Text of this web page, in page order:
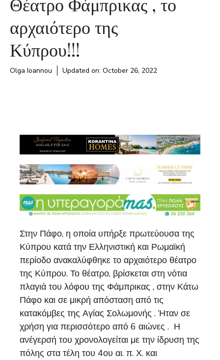
αρχαιότερο της
Κύπρου!!!
Olga Ioannou Updated on: October 26, 2022
Στην Πάφο, η οποία υπήρξε πρωτεύουσα της
Κύπρου κατά την Ελληνιστική και Ρωμαϊκή
περίοδο ανακαλύφθηκε το αρχαιότερο θέατρο
της Κύπρου. Το θέατρο, βρίσκεται στη νότια
πλαγιά του λόφου της Φάμπρικας , στην Κάτω
Πάφο και σε μικρή απόσταση από τις
κατακόμβες της Αγίας Σολωμονής . Ήταν σε
χρήση για περισσότερο από 6 αιώνες . Η
ανέγερσή του χρονολογείται με την ίδρυση της
πόλης στα τέλη του 4ου αι. π. Χ. και